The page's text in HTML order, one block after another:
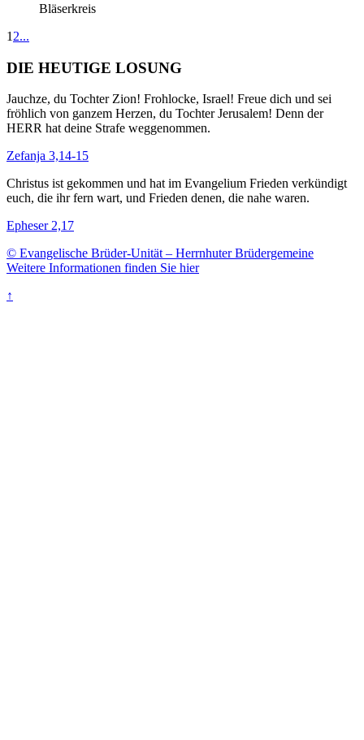
Bläserkreis
1 2...
DIE HEUTIGE LOSUNG
Jauchze, du Tochter Zion! Frohlocke, Israel! Freue dich und sei
fröhlich von ganzem Herzen, du Tochter Jerusalem! Denn der
HERR hat deine Strafe weggenommen.
Zefanja 3,14-15
Christus ist gekommen und hat im Evangelium Frieden verkündigt
euch, die ihr fern wart, und Frieden denen, die nahe waren.
Epheser 2,17
© Evangelische Brüder-Unität – Herrnhuter Brüdergemeine
Weitere Informationen finden Sie hier
↑